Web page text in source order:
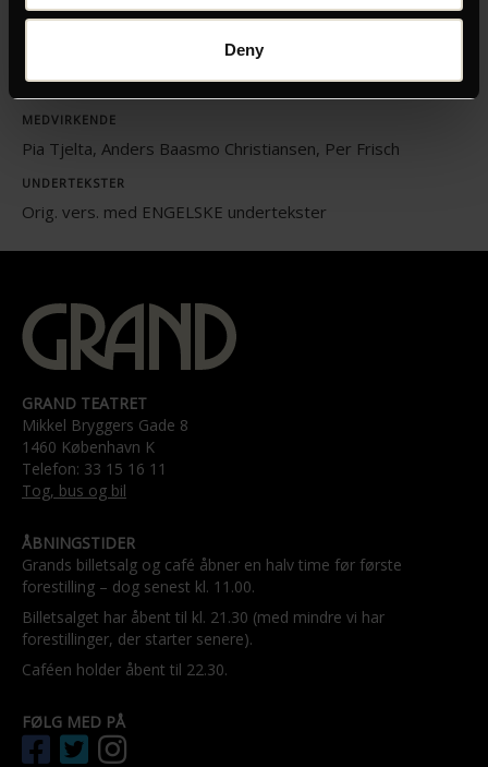
Deny
Tuva Novotny
01:25
MEDVIRKENDE
Pia Tjelta, Anders Baasmo Christiansen, Per Frisch
UNDERTEKSTER
Orig. vers. med ENGELSKE undertekster
GRAND TEATRET
Mikkel Bryggers Gade 8
1460 København K
Telefon: 33 15 16 11
Tog, bus og bil
ÅBNINGSTIDER
Grands billetsalg og café åbner en halv time før første
forestilling – dog senest kl. 11.00.
Billetsalget har åbent til kl. 21.30 (med mindre vi har
forestillinger, der starter senere).
Caféen holder åbent til 22.30.
FØLG MED PÅ